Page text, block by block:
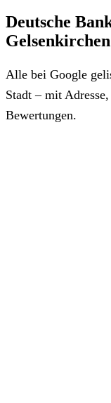
Deutsche
Gelsenkirchen
Alle bei Google
Stadt – mit
Bewertungen.